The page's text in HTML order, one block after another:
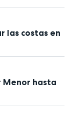
las costas en
Menor hasta